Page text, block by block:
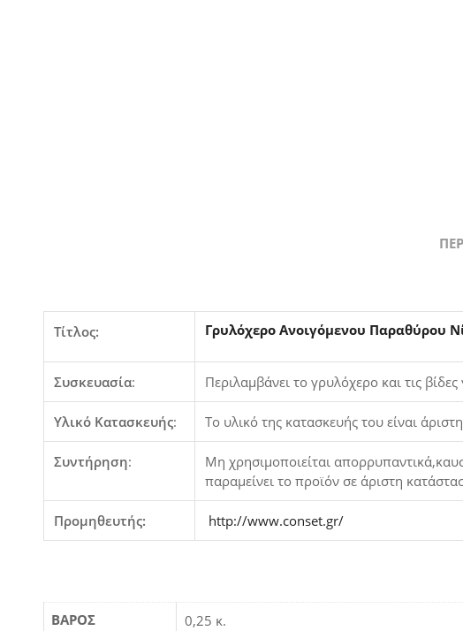
Τίτλος: Γρυλόχερο Ανοιγόμενου Παραθύρου
Συσκευασία: Περιλαμβάνει το γρυλόχερο και τις
Υλικό Κατασκευής: Το υλικό της κατασκευής του είναι
Συντήρηση:
Μη χρησιμοποιείται
παραμείνει το προϊόν σε άριστη
Προμηθευτής: http://www.conset.gr/
ΒΆΡΟΣ
0,25 κ.